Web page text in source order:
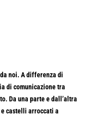
noi. A differenza di
di comunicazione tra
Da una parte e dall’altra
castelli arroccati a